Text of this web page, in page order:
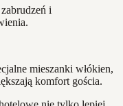
i
mieszanki włókien,
komfort gościa.